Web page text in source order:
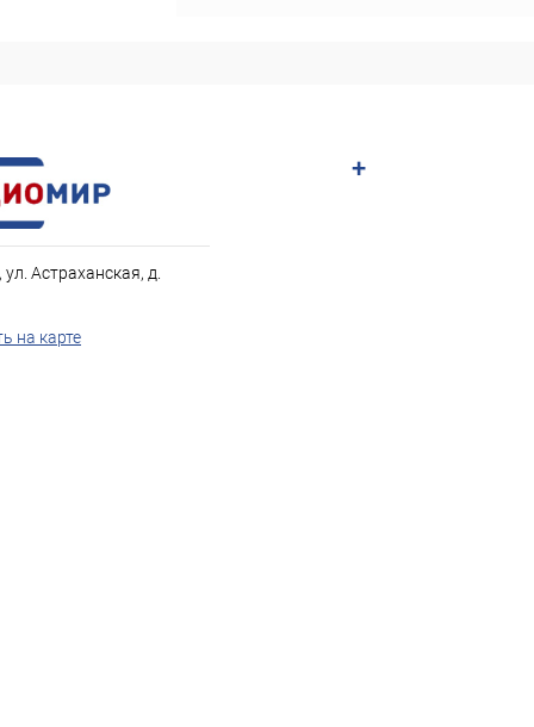
ул. Астраханская, д.
на карте
+